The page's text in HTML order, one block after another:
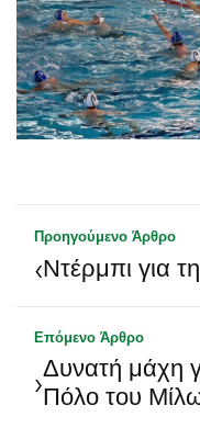
Προηγούμενο Άρθρο
‹Ντέρμπι για
Επόμενο Άρθρο
›Δυνατή μάχη
Πόλο του